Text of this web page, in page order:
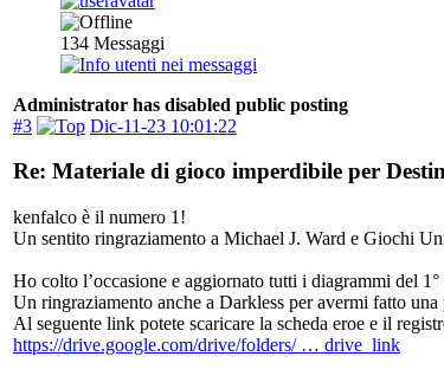
134 Messaggi
Administrator has disabled public posting
#3
Dic-11-23 10:01:22
Re: Materiale di gioco imperdibile per
kenfalco è il numero 1!
Un sentito ringraziamento a Michael J. Ward e Giochi
Ho colto l’occasione e aggiornato tutti i diagrammi del
Un ringraziamento anche a Darkless per avermi fatto
Al seguente link potete scaricare la scheda eroe e il
https://drive.google.com/drive/folders/ … drive_link